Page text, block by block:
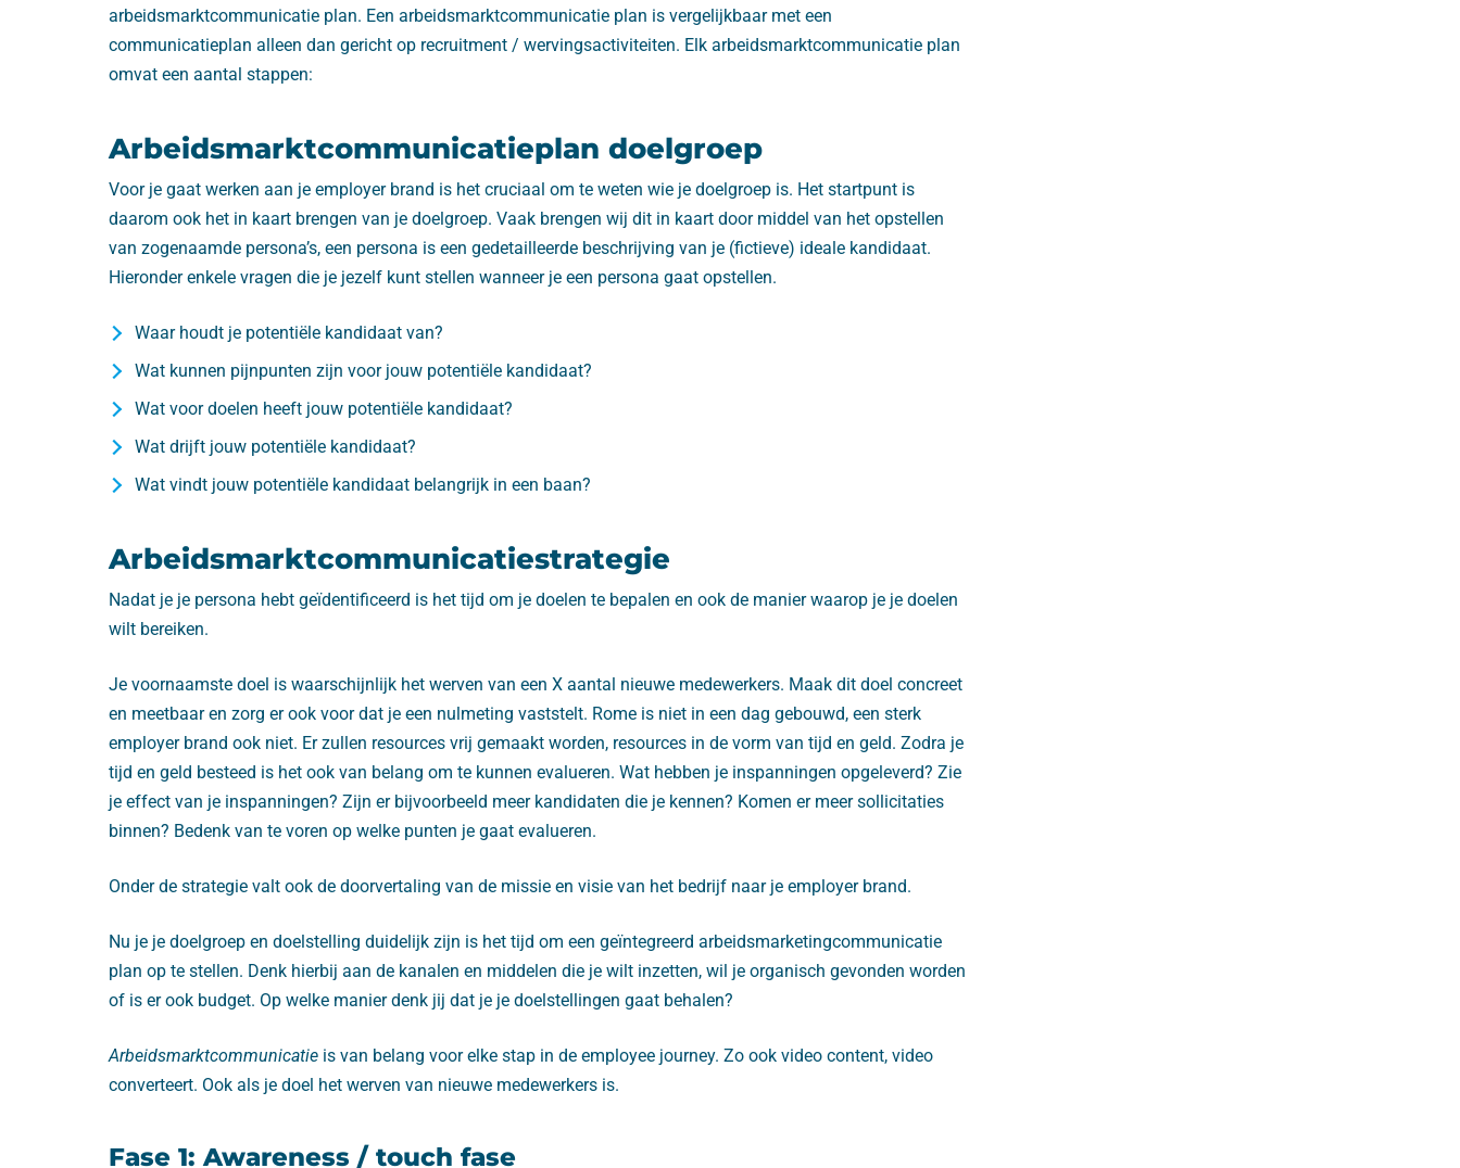
arbeidsmarktcommunicatie plan. Een arbeidsmarktcommunicatie plan is vergelijkbaar met een
communicatieplan alleen dan gericht op recruitment / wervingsactiviteiten. Elk arbeidsmarktcommunicatie plan
omvat een aantal stappen:
Arbeidsmarktcommunicatieplan doelgroep
Voor je gaat werken aan je employer brand is het cruciaal om te weten wie je doelgroep is. Het startpunt is
daarom ook het in kaart brengen van je doelgroep. Vaak brengen wij dit in kaart door middel van het opstellen
van zogenaamde persona’s, een persona is een gedetailleerde beschrijving van je (fictieve) ideale kandidaat.
Hieronder enkele vragen die je jezelf kunt stellen wanneer je een persona gaat opstellen.
Waar houdt je potentiële kandidaat van?
Wat kunnen pijnpunten zijn voor jouw potentiële kandidaat?
Wat voor doelen heeft jouw potentiële kandidaat?
Wat drijft jouw potentiële kandidaat?
Wat vindt jouw potentiële kandidaat belangrijk in een baan?
Arbeidsmarktcommunicatiestrategie
Nadat je je persona hebt geïdentificeerd is het tijd om je doelen te bepalen en ook de manier waarop je je doelen
wilt bereiken.
Je voornaamste doel is waarschijnlijk het werven van een X aantal nieuwe medewerkers. Maak dit doel concreet
en meetbaar en zorg er ook voor dat je een nulmeting vaststelt. Rome is niet in een dag gebouwd, een sterk
employer brand ook niet. Er zullen resources vrij gemaakt worden, resources in de vorm van tijd en geld. Zodra je
tijd en geld besteed is het ook van belang om te kunnen evalueren. Wat hebben je inspanningen opgeleverd? Zie
je effect van je inspanningen? Zijn er bijvoorbeeld meer kandidaten die je kennen? Komen er meer sollicitaties
binnen? Bedenk van te voren op welke punten je gaat evalueren.
Onder de strategie valt ook de doorvertaling van de missie en visie van het bedrijf naar je employer brand.
Nu je je doelgroep en doelstelling duidelijk zijn is het tijd om een geïntegreerd arbeidsmarketingcommunicatie
plan op te stellen. Denk hierbij aan de kanalen en middelen die je wilt inzetten, wil je organisch gevonden worden
of is er ook budget. Op welke manier denk jij dat je je doelstellingen gaat behalen?
Arbeidsmarktcommunicatie is van belang voor elke stap in de employee journey. Zo ook video content, video
converteert. Ook als je doel het werven van nieuwe medewerkers is.
Fase 1: Awareness / touch fase